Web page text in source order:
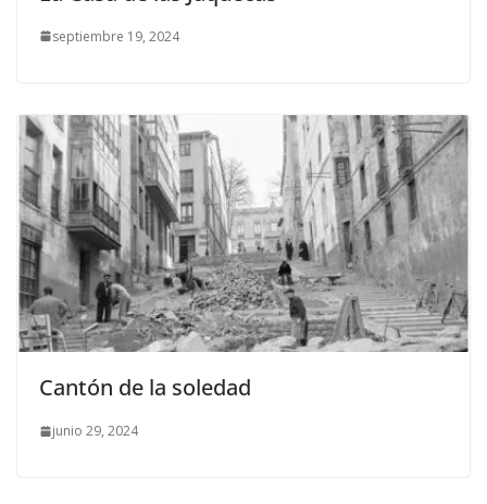
septiembre 19, 2024
Cantón de la soledad
junio 29, 2024